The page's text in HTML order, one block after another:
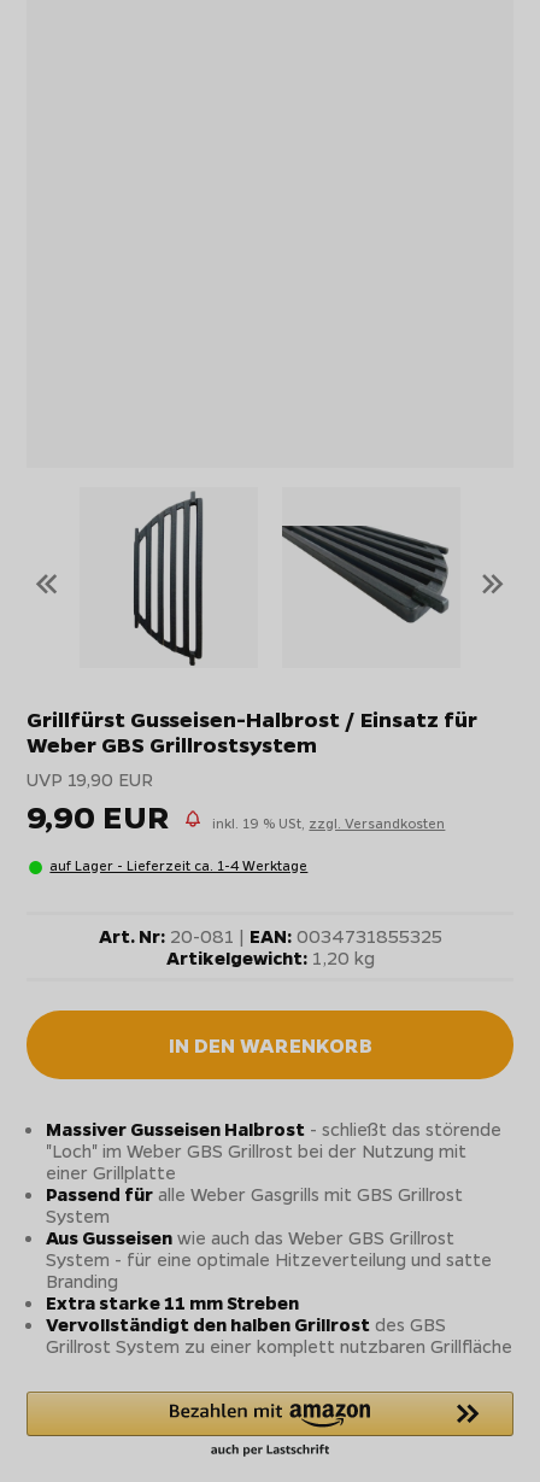
« »
Grillfürst Gusseisen-Halbrost / Einsatz für
Weber GBS Grillrostsystem
UVP 19,90 EUR
9,90 EUR inkl. 19 % USt, zzgl. Versandkosten
auf Lager - Lieferzeit ca. 1-4 Werktage
Art. Nr:20-081 | EAN:0034731855325
Artikelgewicht:1,20 kg
IN DEN WARENKORB
Massiver Gusseisen Halbrost - schließt das störende
"Loch" im Weber GBS Grillrost bei der Nutzung mit
einer Grillplatte
Passend für alle Weber Gasgrills mit GBS Grillrost
System
Aus Gusseisen wie auch das Weber GBS Grillrost
System - für eine optimale Hitzeverteilung und satte
Branding
Extra starke 11 mm Streben
Vervollständigt den halben Grillrost des GBS
Grillrost System zu einer komplett nutzbaren Grillfläche